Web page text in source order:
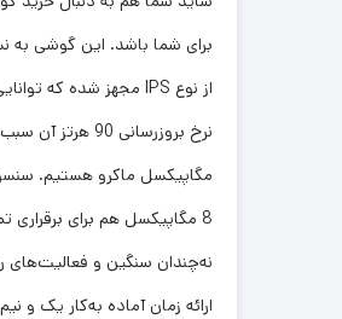
ارائه زمان آماده به‌کار یک